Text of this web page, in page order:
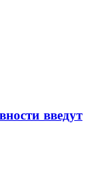
введут